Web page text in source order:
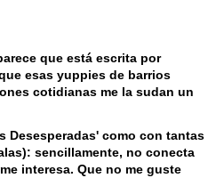
que está escrita por
esas yuppies de barrios
cotidianas me la sudan un
Desesperadas' como con tantas
sencillamente, no conecta
interesa. Que no me guste